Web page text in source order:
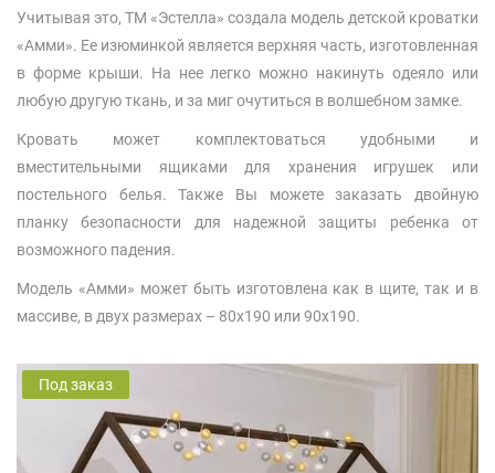
Учитывая это, ТМ «Эстелла» создала модель детской кроватки
«Амми». Ее изюминкой является верхняя часть, изготовленная
в форме крыши. На нее легко можно накинуть одеяло или
любую другую ткань, и за миг очутиться в волшебном замке.
Кровать может комплектоваться удобными и
вместительными ящиками для хранения игрушек или
постельного белья. Также Вы можете заказать двойную
планку безопасности для надежной защиты ребенка от
возможного падения.
Модель «Амми» может быть изготовлена как в щите, так и в
массиве, в двух размерах – 80х190 или 90х190.
Под заказ